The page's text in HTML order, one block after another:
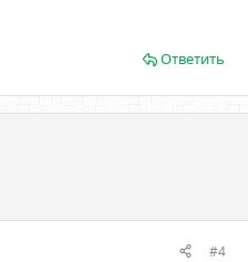
Ответить
#4